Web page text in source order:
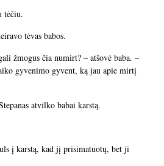
tėčiu.
tėvas babos.
žmogus čia numirt? – atšovė baba. –
gyvenimo gyvent, ką jau apie mirtį
atvilko babai karstą.
į karstą, kad jį prisimatuotų, bet ji